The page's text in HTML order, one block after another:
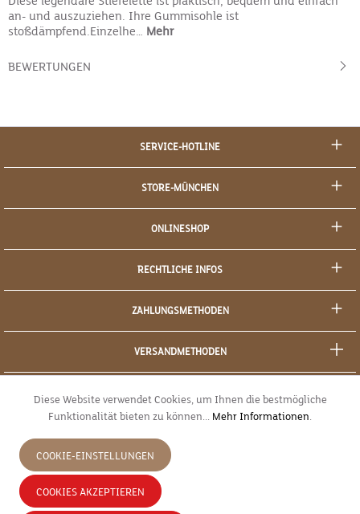
an- und auszuziehen. Ihre Gummisohle ist
stoßdämpfend.Einzelhe… Mehr
BEWERTUNGEN
SERVICE-HOTLINE
STORE-MÜNCHEN
ONLINESHOP
RECHTLICHE INFOS
ZAHLUNGSMETHODEN
VERSANDMETHODEN
JETZT WIDERRUFEN
Diese Website verwendet Cookies, um Ihnen die bestmögliche
Funktionalität bieten zu können... Mehr Informationen.
COOKIE-EINSTELLUNGEN
COOKIES AKZEPTIEREN